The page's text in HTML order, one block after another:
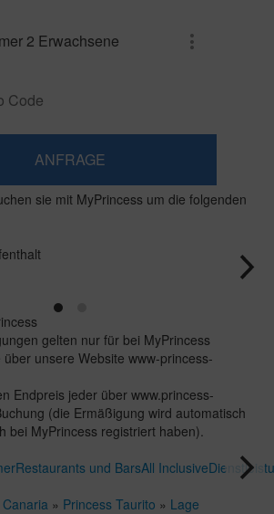
2 Erwachsene
ANFRAGE
sie mit MyPrincess um die folgenden
gelten nur für bei MyPrincess
unsere Website www-princess-
Endpreis jeder über www.princess-
(die Ermäßigung wird automatisch
bei MyPrincess registriert haben).
Restaurants und BarsAll Inclusive
» Princess Taurito » Lage